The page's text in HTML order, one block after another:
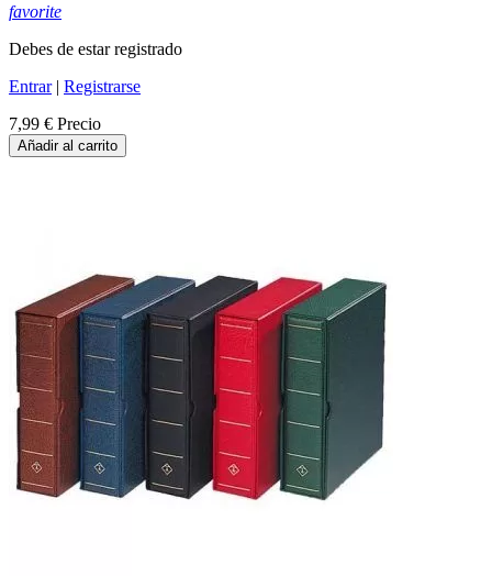
favorite
Debes de estar registrado
Entrar| Registrarse
7,99 € Precio
Añadir al carrito